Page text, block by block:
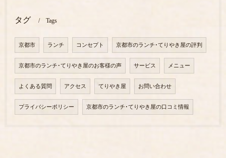
タグ Tags
京都市 ランチ コンセプト 京都市のランチ･てりやき屋の評判
京都市のランチ･てりやき屋のお客様の声 サービス メニュー
よくある質問 アクセス てりやき屋 お問い合わせ
プライバシーポリシー 京都市のランチ･てりやき屋の口コミ情報